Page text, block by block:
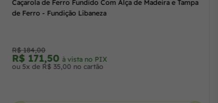
Caçarola de Ferro Fundido Com Alça de Madeira e Tampa
de Ferro - Fundição Libaneza
R$ 184,00
R$ 171,50à vista no PIX
ou 5x de R$ 35,00 no cartão